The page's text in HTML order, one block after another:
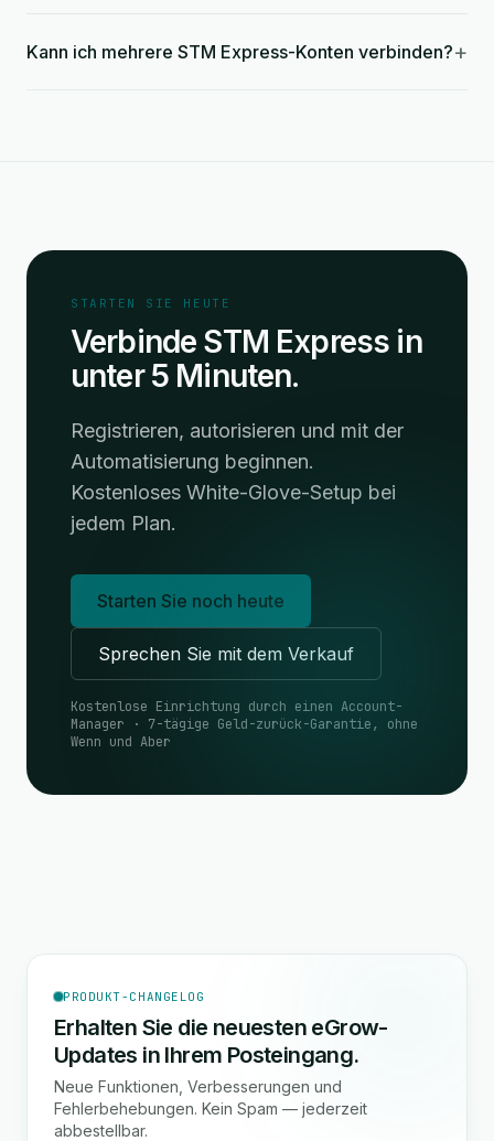
Kann ich mehrere STM Express-Konten verbinden?+
STARTEN SIE HEUTE
Verbinde STM Express in
unter 5 Minuten.
Registrieren, autorisieren und mit der
Automatisierung beginnen.
Kostenloses White-Glove-Setup bei
jedem Plan.
Starten Sie noch heute
Sprechen Sie mit dem Verkauf
Kostenlose Einrichtung durch einen Account-
Manager · 7-tägige Geld-zurück-Garantie, ohne
Wenn und Aber
PRODUKT-CHANGELOG
Erhalten Sie die neuesten eGrow-
Updates in Ihrem Posteingang.
Neue Funktionen, Verbesserungen und
Fehlerbehebungen. Kein Spam — jederzeit
abbestellbar.